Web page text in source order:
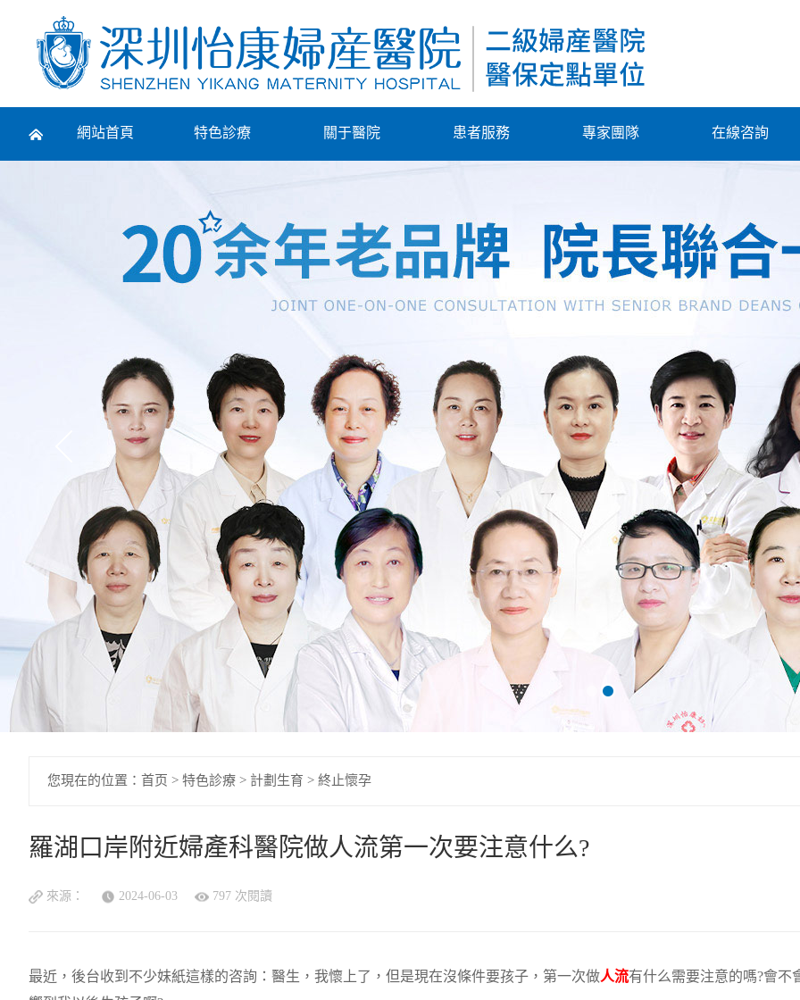
網站首頁 特色診療 關于醫院 患者服務 專家團隊 在線咨詢
Prev
您現在的位置： 首页 > 特色診療 > 計劃生育 > 終止懷孕
羅湖口岸附近婦產科醫院做人流第一次要注意什么?
來源： 2024-06-03 797 次閱讀
最近，後台收到不少妹紙這樣的咨詢：醫生，我懷上了，但是現在沒條件要孩子，第一次做人流有什么需要注意的嗎?會不